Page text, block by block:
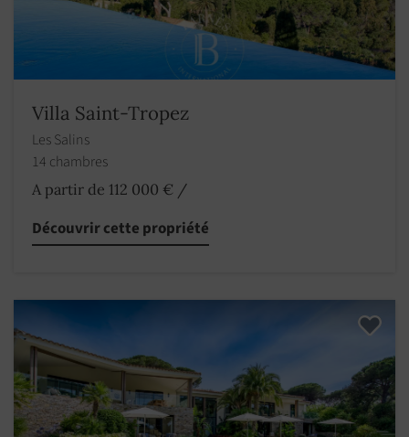
Villa Saint-Tropez
Les Salins
14 chambres
A partir de 112 000 € /
Découvrir cette propriété